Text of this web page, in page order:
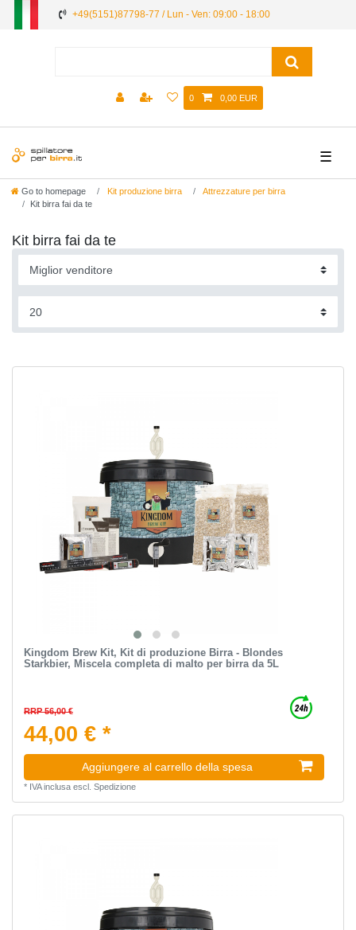
+49(5151)87798-77 / Lun - Ven: 09:00 - 18:00
0 0,00 EUR
☰
Go to homepage Kit produzione birra
Attrezzature per birra
Kit birra fai da te
Kit birra fai da te
Kingdom Brew Kit, Kit di produzione Birra - Blondes
Starkbier, Miscela completa di malto per birra da 5L
RRP 56,00 €
44,00 € *
Aggiungere al carrello della spesa
* IVA inclusaescl. Spedizione